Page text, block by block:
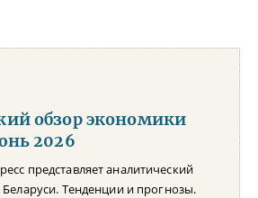
обзор экономики
2026
представляет аналитический
Тенденции и прогнозы.